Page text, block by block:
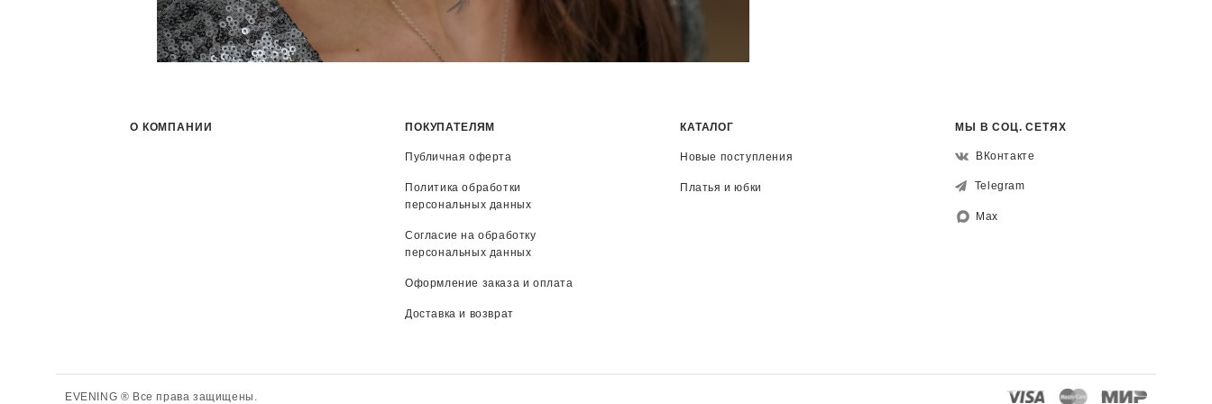
О КОМПАНИИ ПОКУПАТЕЛЯМ
Публичная оферта
Политика обработки
персональных данных
Согласие на обработку
персональных данных
Оформление заказа и оплата
Доставка и возврат
КАТАЛОГ
Новые поступления
Платья и юбки
МЫ В СОЦ. СЕТЯХ
ВКонтакте
Telegram
Max
EVENING ® Все права защищены.